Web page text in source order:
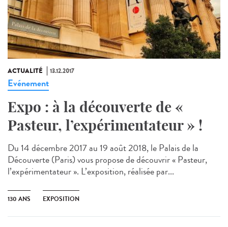
ACTUALITÉ 13.12.2017
Evénement
Expo : à la découverte de «
Pasteur, l’expérimentateur » !
Du 14 décembre 2017 au 19 août 2018, le Palais de la
Découverte (Paris) vous propose de découvrir « Pasteur,
l’expérimentateur ». L’exposition, réalisée par...
130 ANS EXPOSITION